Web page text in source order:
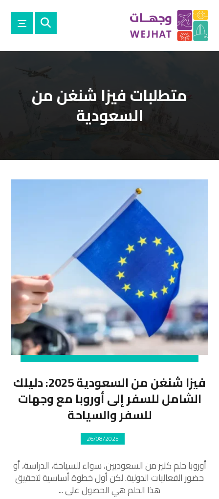
متطلبات فيزا شنغن من
السعودية
فيزا شنغن من السعودية 2025: دليلك
الشامل للسفر إلى أوروبا مع وجهات
للسفر والسياحة
26/08/2025
أوروبا حلم كثير من السعوديين، سواء للسياحة، الدراسة، أو
حضور الفعاليات الدولية. لكن أول خطوة أساسية لتحقيق
هذا الحلم هي الحصول على ...